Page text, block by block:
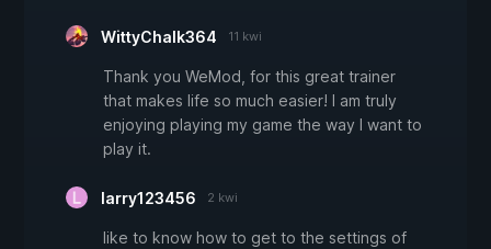
WittyChalk364 11 kwi
Thank you WeMod, for this great trainer
that makes life so much easier! I am truly
enjoying playing my game the way I want to
play it.
larry123456 2 kwi
like to know how to get to the settings of